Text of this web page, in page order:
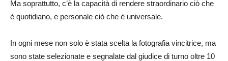
Ma soprattutto, c’è la capacità di rendere straordinario ciò che
è quotidiano, e personale ciò che è universale.
In ogni mese non solo è stata scelta la fotografia vincitrice, ma
sono state selezionate e segnalate dal giudice di turno oltre 10